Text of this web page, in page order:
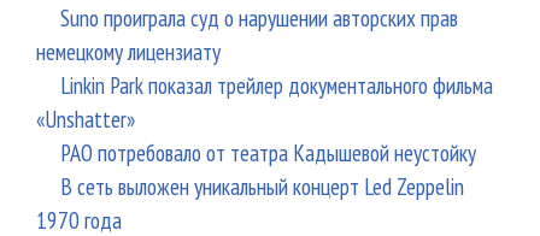
Suno проиграла суд о нарушении авторских прав
немецкому лицензиату
Linkin Park показал трейлер документального фильма
«Unshatter»
РАО потребовало от театра Кадышевой неустойку
В сеть выложен уникальный концерт Led Zeppelin
1970 года